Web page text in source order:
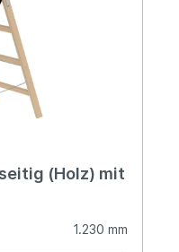
(Holz) mit
1.230 mm